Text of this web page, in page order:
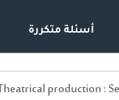
أسئلة متكررة